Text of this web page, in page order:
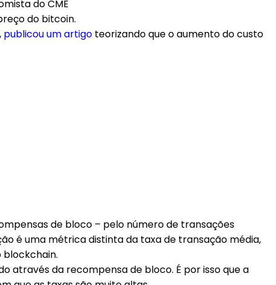
do bitcoin.
publicou um artigo teorizando que o aumento do custo
de bloco – pelo número de transações
é uma métrica distinta da taxa de transação média,
blockchain.
através da recompensa de bloco. É por isso que a